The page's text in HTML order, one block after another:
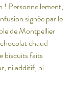
! Personnellement,
signée par le
de Montpellier
chaud
biscuits faits
ni additif, ni